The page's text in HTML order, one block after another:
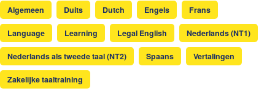
Algemeen Duits Dutch Engels Frans
Language Learning Legal English Nederlands (NT1)
Nederlands als tweede taal (NT2) Spaans Vertalingen
Zakelijke taaltraining